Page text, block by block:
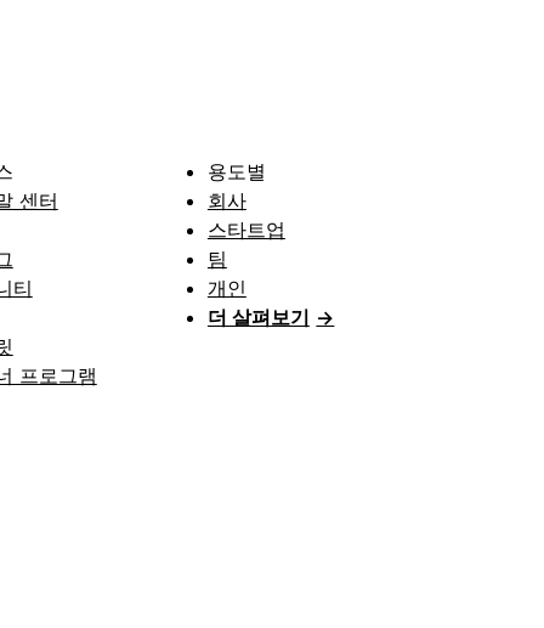
센터
티
프로그램
용도별
회사
스타트업
팀
개인
더 살펴보기 →